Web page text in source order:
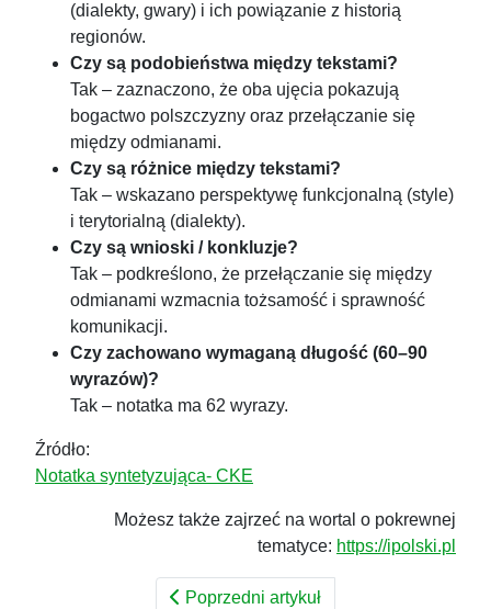
(dialekty, gwary) i ich powiązanie z historią
regionów.
Czy są podobieństwa między tekstami?
Tak – zaznaczono, że oba ujęcia pokazują
bogactwo polszczyzny oraz przełączanie się
między odmianami.
Czy są różnice między tekstami?
Tak – wskazano perspektywę funkcjonalną (style)
i terytorialną (dialekty).
Czy są wnioski / konkluzje?
Tak – podkreślono, że przełączanie się między
odmianami wzmacnia tożsamość i sprawność
komunikacji.
Czy zachowano wymaganą długość (60–90
wyrazów)?
Tak – notatka ma 62 wyrazy.
Źródło:
Notatka syntetyzująca- CKE
Możesz także zajrzeć na wortal o pokrewnej
tematyce: https://ipolski.pl
Poprzedni artykuł